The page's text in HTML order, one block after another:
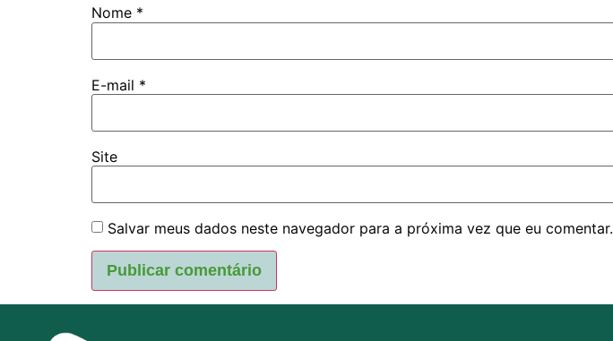
Nome *
E-mail *
Site
Salvar meus dados neste navegador para a próxima vez que eu comentar.